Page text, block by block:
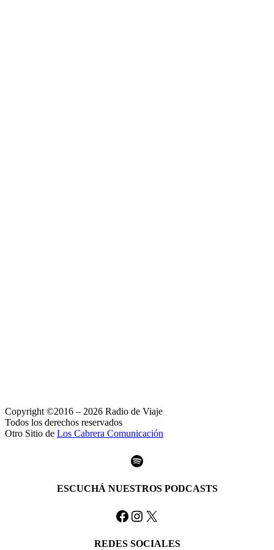
Copyright ©2016 – 2026 Radio de Viaje
Todos los derechos reservados
Otro Sitio de Los Cabrera Comunicación
Spotify
ESCUCHÁ NUESTROS PODCASTS
Facebook
Instagram
X
REDES SOCIALES